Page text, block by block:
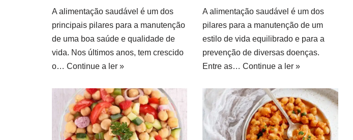
A alimentação saudável é um dos
principais pilares para a manutenção
de uma boa saúde e qualidade de
vida. Nos últimos anos, tem crescido
o… Continue a ler »
A alimentação saudável é um dos
pilares para a manutenção de um
estilo de vida equilibrado e para a
prevenção de diversas doenças.
Entre as…Continue a ler »